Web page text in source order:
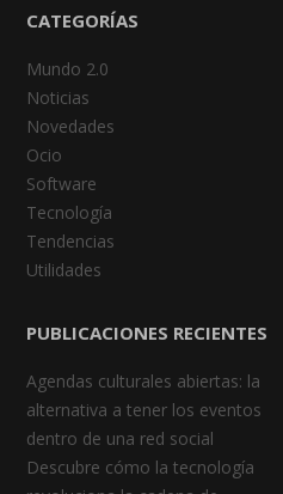
CATEGORÍAS
Mundo 2.0
Noticias
Novedades
Ocio
Software
Tecnología
Tendencias
Utilidades
PUBLICACIONES RECIENTES
Agendas culturales abiertas: la
alternativa a tener los eventos
dentro de una red social
Descubre cómo la tecnología